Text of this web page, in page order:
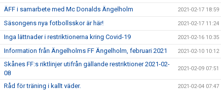
ÄFF i samarbete med Mc Donalds Ängelholm 2021-02-17 18:59
Säsongens nya fotbollsskor är här! 2021-02-17 11:24
Inga lättnader i restriktionerna kring Covid-19 2021-02-16 10:35
Information från Ängelholms FF Ängelholm, februari 2021 2021-02-10 10:12
Skånes FF:s riktlinjer utifrån gällande restriktioner 2021-02-
08
2021-02-09 07:51
Råd för träning i kallt väder. 2021-02-04 07:47